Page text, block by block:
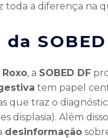
toda a diferença na
, a SOBED DF
tem papel
que traz o
displasia). Além
desinformação